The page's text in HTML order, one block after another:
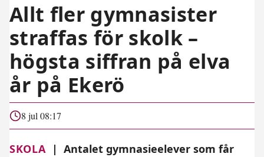
Allt fler gymnasister
straffas för skolk –
högsta siffran på elva
år på Ekerö
8 jul 08:17
SKOLA | Antalet gymnasieelever som får